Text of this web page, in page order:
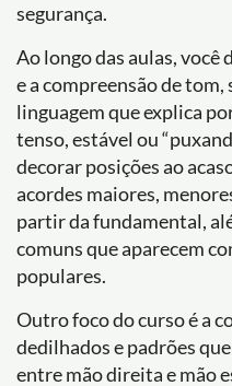
segurança.
Ao longo das aulas, você
e a compreensão de
linguagem que explica
tenso, estável ou
decorar posições ao
acordes maiores,
partir da fundamental,
comuns que aparecem
populares.
Outro foco do curso é a
dedilhados e padrões
entre mão direita e mão